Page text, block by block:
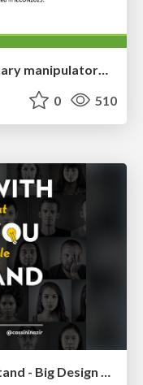
0 510
Dealing with People You Can't Stand - Big Design 2015